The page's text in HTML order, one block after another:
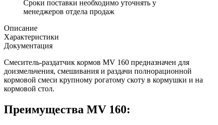
Сроки поставки необходимо уточнять у
менеджеров отдела продаж
Описание
Характеристики
Документация
Смеситель-раздатчик кормов MV 160 предназначен для
доизмельчения, смешивания и раздачи полнорационной
кормовой смеси крупному рогатому скоту в кормушки и на
кормовой стол.
Преимущества MV 160: